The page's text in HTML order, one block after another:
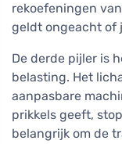
rekoefeningen
geldt ongeacht of
De derde pijler is
belasting. Het
aanpasbare
prikkels geeft,
belangrijk om de